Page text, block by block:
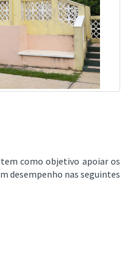
como objetivo apoiar os
desempenho nas seguintes